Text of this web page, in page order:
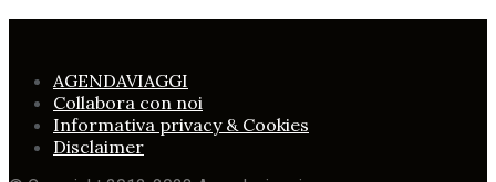
AGENDAVIAGGI
Collabora con noi
Informativa privacy & Cookies
Disclaimer